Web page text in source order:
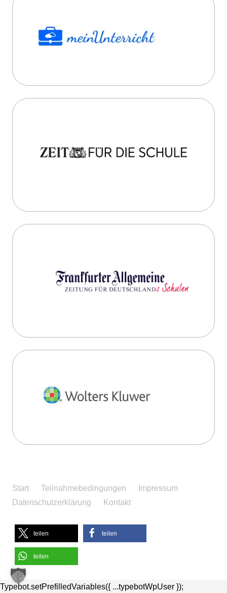
Start Teilnahmebedingungen
Impressum
Datenschutzerklärung
Kontakt
teilen teilen
teilen
Typebot.setPrefilledVariables({ ...typebotWpUser });